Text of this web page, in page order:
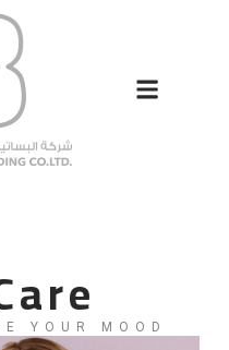
YOUR MOOD